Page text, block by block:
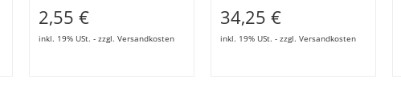
2,55 €
inkl. 19% USt. - zzgl. Versandkosten
34,25 €
inkl. 19% USt. - zzgl. Versandkosten